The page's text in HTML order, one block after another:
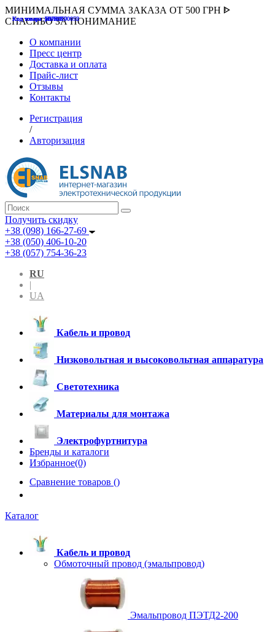
МИНИМАЛЬНАЯ СУММА ЗАКАЗА ОТ 500 ГРН ᐈ
СПАСИБО ЗА ПОНИМАНИЕ
О компании
Пресс центр
Доставка и оплата
Прайс-лист
Отзывы
Контакты
Регистрация
/
Авторизация
Получить скидку
+38 (098) 166-27-69
+38 (050) 406-10-20
+38 (057) 754-36-23
RU
|
UA
Кабель и провод
Низковольтная и высоковольтная аппаратура
Светотехника
Материалы для монтажа
Электрофуртнитура
Бренды и каталоги
Избранное(0)
Сравнение товаров ()
Каталог
Кабель и провод
Обмоточный провод (эмальпровод)
Эмальпровод ПЭТД2-200
Код товара :507000
Код товара :HUK-K00058
Код товара :Т075177
Код товара :pnsv12
Код товара :HUK-K00072